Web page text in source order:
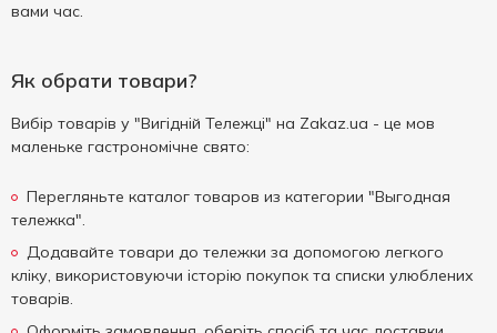
вами час.
Як обрати товари?
Вибір товарів у "Вигідній Тележці" на Zakaz.ua - це мов
маленьке гастрономічне свято:
Перегляньте каталог товаров из категории "Выгодная
тележка".
Додавайте товари до тележки за допомогою легкого
кліку, використовуючи історію покупок та списки улюблених
товарів.